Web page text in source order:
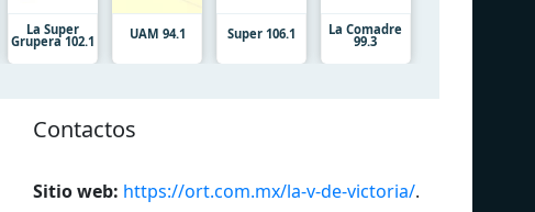
La Super
Grupera 102.1 UAM 94.1 Super 106.1 La Comadre
99.3
Contactos
Sitio web: https://ort.com.mx/la-v-de-victoria/.